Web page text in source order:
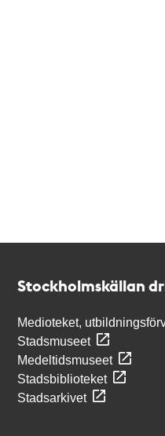
Stockholmskällan
Medioteket,
Stadsmuseet
Medeltidsmuseet
Stadsbiblioteket
Stadsarkivet